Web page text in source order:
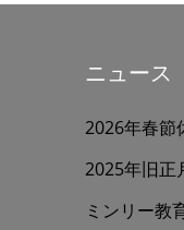
ニュース
2026年春節
2025年旧正
ミンリー教